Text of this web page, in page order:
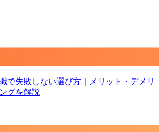
で失敗しない選び方｜メリット・デメリ
グを解説